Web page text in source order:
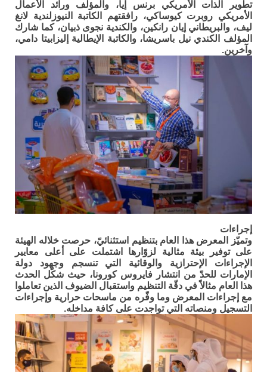
تطوير الذات الأمريكي برنس إيا، والمؤلف ورائد الأعمال
الأمريكي روبرت كيوساكي، رافقتهم الكاتبة النيوزلندية لانغ
ليف، والبريطاني إيان رانكين، والكندية نجوى ذبيان، كما شارك
المؤلف الكندي نيل باسريشا، والكاتبة الإيطالية إليزابيتا دامي،
وآخرين.
إجراءات
وتميّز المعرض هذا العام بتنظيم استثنائيّ، حرصت خلاله الهيئة
على توفير بيئة مثالية لزوّارها اشتملت على أعلى معايير
الإجراءات الإحترازية والوقائية التي تنسجم وجهود دولة
الإمارات للحدّ من انتشار فايروس كورونا، حيث شكّل الحدث
هذا العام مثالاً في دقّة التنظيم واستقبال الضيوف الذين تعاملوا
مع إجراءات المعرض وما وفّره من ماسحات حرارية وإجراءات
التسجيل ومنصاته التي تواجدت على كافة مداخله.